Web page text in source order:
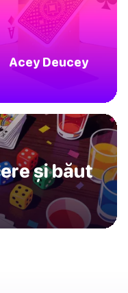
Acey Deucey
și băut